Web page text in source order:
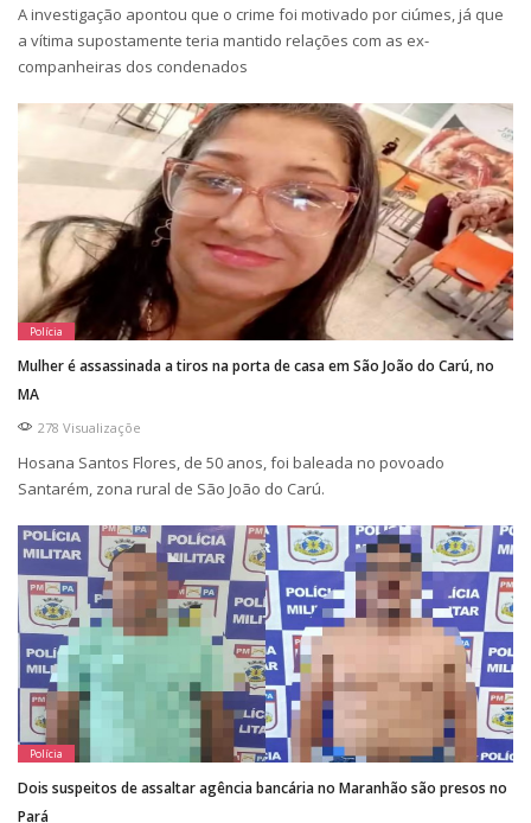
A investigação apontou que o crime foi motivado por ciúmes, já que
a vítima supostamente teria mantido relações com as ex-
companheiras dos condenados
Polícia
Mulher é assassinada a tiros na porta de casa em São João do Carú, no
MA
278 Visualizaçõe
Hosana Santos Flores, de 50 anos, foi baleada no povoado
Santarém, zona rural de São João do Carú.
Polícia
Dois suspeitos de assaltar agência bancária no Maranhão são presos no
Pará